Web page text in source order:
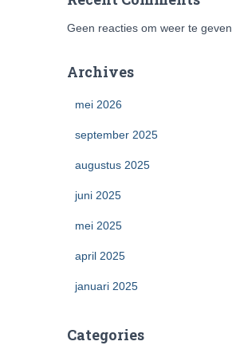
Geen reacties om weer te geven.
Archives
mei 2026
september 2025
augustus 2025
juni 2025
mei 2025
april 2025
januari 2025
Categories